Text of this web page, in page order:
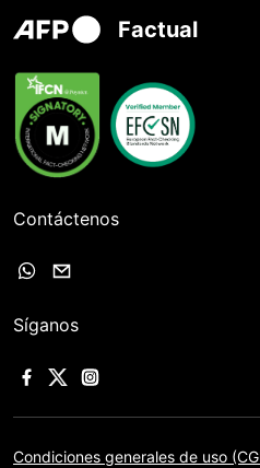
Factual
Contáctenos
Síganos
Condiciones generales de uso